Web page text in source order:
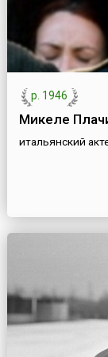
р. 1946
Микеле
итальянский